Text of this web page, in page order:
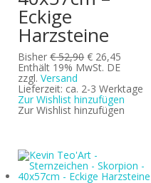
Eckige
Harzsteine
Bisher €52,90Ursprünglicher
Preis
€ 52,90
€ 26,45
€ 26,45.
Enthält 19% MwSt. DE
zzgl.Versand
Lieferzeit: ca. 2-3 Werktage
Zur Wishlist hinzufügen
Zur Wishlist hinzufügen